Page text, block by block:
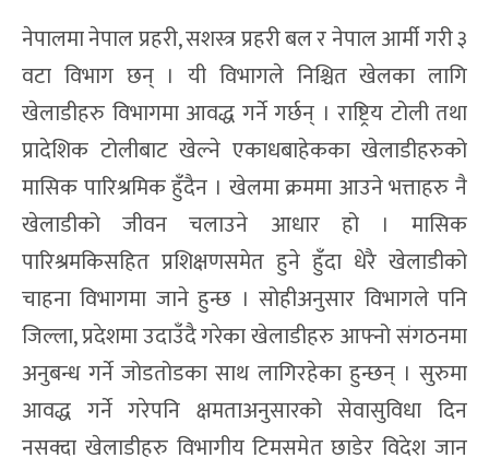
नेपालमा नेपाल प्रहरी, सशस्त्र प्रहरी बल र नेपाल आर्मी गरी ३
वटा विभाग छन् । यी विभागले निश्चित खेलका लागि
खेलाडीहरु विभागमा आवद्ध गर्ने गर्छन् । राष्ट्रिय टोली तथा
प्रादेशिक टोलीबाट खेल्ने एकाधबाहेकका खेलाडीहरुको
मासिक पारिश्रमिक हुँदैन । खेलमा क्रममा आउने भत्ताहरु नै
खेलाडीको जीवन चलाउने आधार हो । मासिक
पारिश्रमकिसहित प्रशिक्षणसमेत हुने हुँदा धेरै खेलाडीको
चाहना विभागमा जाने हुन्छ । सोहीअनुसार विभागले पनि
जिल्ला, प्रदेशमा उदाउँदै गरेका खेलाडीहरु आफ्नो संगठनमा
अनुबन्ध गर्ने जोडतोडका साथ लागिरहेका हुन्छन् । सुरुमा
आवद्ध गर्ने गरेपनि क्षमताअनुसारको सेवासुविधा दिन
नसक्दा खेलाडीहरु विभागीय टिमसमेत छाडेर विदेश जान